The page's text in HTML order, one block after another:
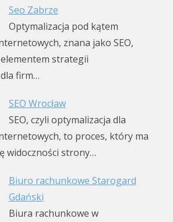
Seo Zabrze
Optymalizacja pod kątem
znana jako SEO,
strategii
firm…
SEO Wrocław
SEO, czyli optymalizacja dla
to proces, który ma
widoczności strony…
Biuro rachunkowe Starogard
Gdański
Biura rachunkowe w